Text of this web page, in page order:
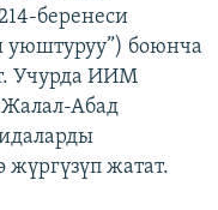
беренеси
боюнча
Учурда ИИМ
Абад
жатат.